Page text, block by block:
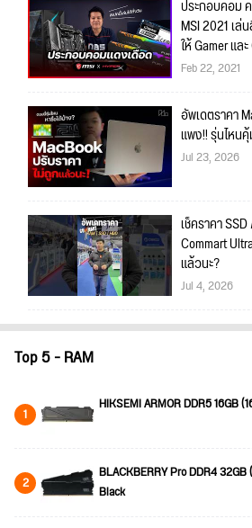
ประกอบคอม
MSI 2021 เล่
ให้ Gamer แล
Feb 22, 2021
อัพเดตราคา
แพง!! รุ่นไหน
Jul 23, 2026
เช็คราคา
Commart
แล้วนะ?
Jul 4, 2026
Top 5 - RAM
1 HIKSEMI ARMOR DDR5 16GB
2
BLACKBERRY Pro DDR4
Black